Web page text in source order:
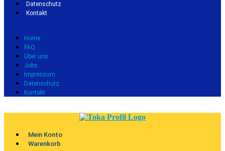
Datenschutz
Kontakt
Home
FAQ
Über uns
Jobs
Impressum
Datenschutz
Kontakt
Mein Konto
Warenkorb